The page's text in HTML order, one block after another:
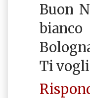
Buon
Ti